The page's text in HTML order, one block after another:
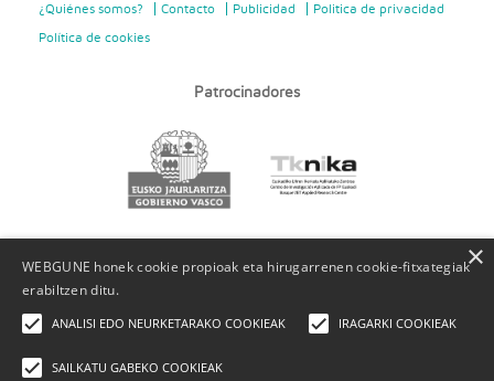
¿Quiénes somos? Contacto Publicidad Politica de privacidad
Política de cookies
Patrocinadores
WEBGUNE honek cookie propioak eta hirugarrenen cookie-fitxategiak
erabiltzen ditu.
ANALISI EDO NEURKETARAKO COOKIEAK IRAGARKI COOKIEAK
SAILKATU GABEKO COOKIEAK
×